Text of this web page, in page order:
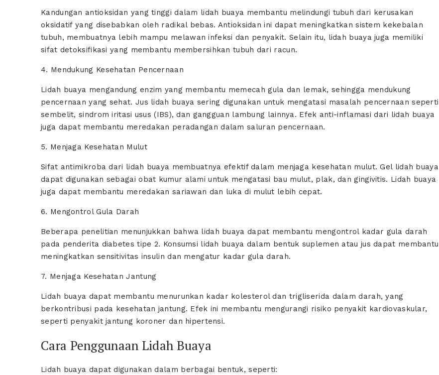
Kandungan antioksidan yang tinggi dalam lidah buaya membantu melindungi tubuh dari kerusakan
oksidatif yang disebabkan oleh radikal bebas. Antioksidan ini dapat meningkatkan sistem kekebalan
tubuh, membuatnya lebih mampu melawan infeksi dan penyakit. Selain itu, lidah buaya juga memiliki
sifat detoksifikasi yang membantu membersihkan tubuh dari racun.
4. Mendukung Kesehatan Pencernaan
Lidah buaya mengandung enzim yang membantu memecah gula dan lemak, sehingga mendukung
pencernaan yang sehat. Jus lidah buaya sering digunakan untuk mengatasi masalah pencernaan seperti
sembelit, sindrom iritasi usus (IBS), dan gangguan lambung lainnya. Efek anti-inflamasi dari lidah buaya
juga dapat membantu meredakan peradangan dalam saluran pencernaan.
5. Menjaga Kesehatan Mulut
Sifat antimikroba dari lidah buaya membuatnya efektif dalam menjaga kesehatan mulut. Gel lidah buaya
dapat digunakan sebagai obat kumur alami untuk mengatasi bau mulut, plak, dan gingivitis. Lidah buaya
juga dapat membantu meredakan sariawan dan luka di mulut lebih cepat.
6. Mengontrol Gula Darah
Beberapa penelitian menunjukkan bahwa lidah buaya dapat membantu mengontrol kadar gula darah
pada penderita diabetes tipe 2. Konsumsi lidah buaya dalam bentuk suplemen atau jus dapat membantu
meningkatkan sensitivitas insulin dan mengatur kadar gula darah.
7. Menjaga Kesehatan Jantung
Lidah buaya dapat membantu menurunkan kadar kolesterol dan trigliserida dalam darah, yang
berkontribusi pada kesehatan jantung. Efek ini membantu mengurangi risiko penyakit kardiovaskular,
seperti penyakit jantung koroner dan hipertensi.
Cara Penggunaan Lidah Buaya
Lidah buaya dapat digunakan dalam berbagai bentuk, seperti: